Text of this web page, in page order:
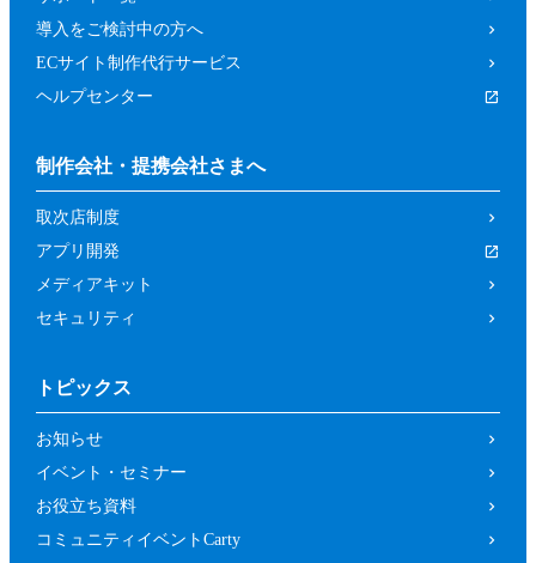
導入をご検討中の方へ
ECサイト制作代行サービス
ヘルプセンター
制作会社・提携会社さまへ
取次店制度
アプリ開発
メディアキット
セキュリティ
トピックス
お知らせ
イベント・セミナー
お役立ち資料
コミュニティイベントCarty